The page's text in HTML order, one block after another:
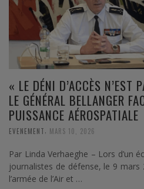
« LE DÉNI D’ACCÈS N’EST
LE GÉNÉRAL BELLANGER
PUISSANCE AÉROSPATIALE
EVENEMENT MARS 10, 2026
Par Linda Verhaeghe – Lors d’un
journalistes de défense, le 9 mars
l’armée de l’Air et …